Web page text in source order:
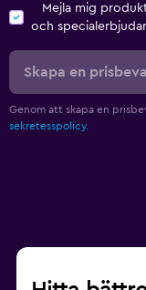
Mejla mig
och
Skapa en
Genom att skapa en
sekretesspolicy.